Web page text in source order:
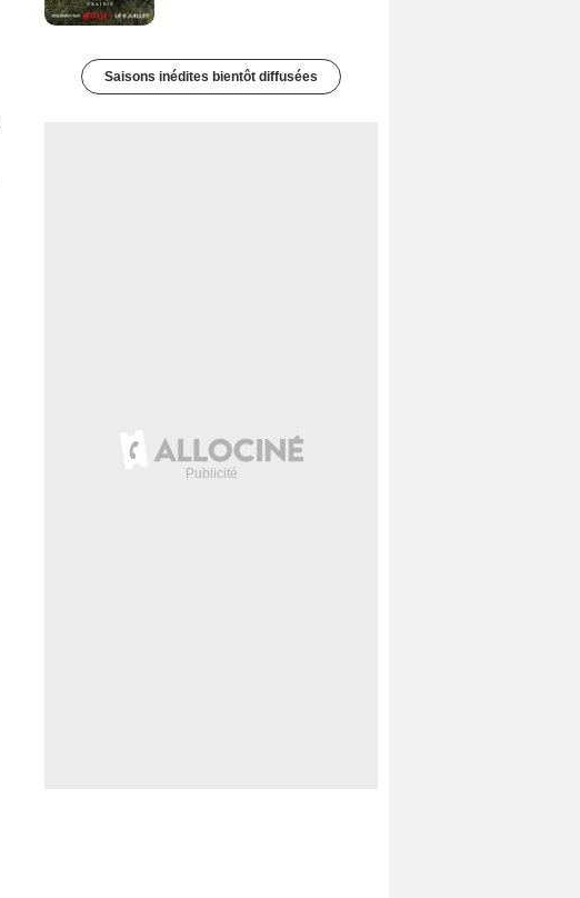
Saisons inédites bientôt diffusées